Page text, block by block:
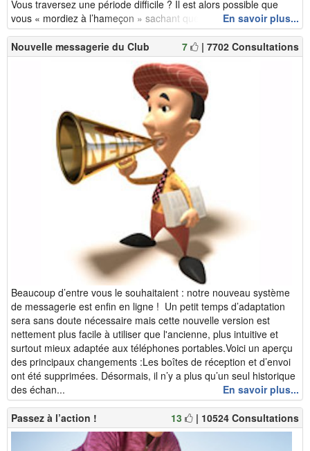
Vous traversez une période difficile ? Il est alors possible que
vous « mordiez à l’hameçon » sachant que ces imposteurs v...
En savoir plus...
Nouvelle messagerie du Club 7 | 7702 Consultations
Beaucoup d’entre vous le souhaitaient : notre nouveau système
de messagerie est enfin en ligne ! Un petit temps d’adaptation
sera sans doute nécessaire mais cette nouvelle version est
nettement plus facile à utiliser que l'ancienne, plus intuitive et
surtout mieux adaptée aux téléphones portables.Voici un aperçu
des principaux changements :Les boîtes de réception et d’envoi
ont été supprimées. Désormais, il n’y a plus qu’un seul historique
des échan...
En savoir plus...
Passez à l’action ! 13 | 10524 Consultations